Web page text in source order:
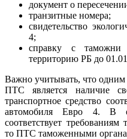
документ о
транзитные номера;
свидетельство
4;
справку с
территорию РБ до
Важно учитывать, что одним
ПТС является наличие
транспортное средство
автомобиля Евро 4. В
соответствует
то ПТС таможенными